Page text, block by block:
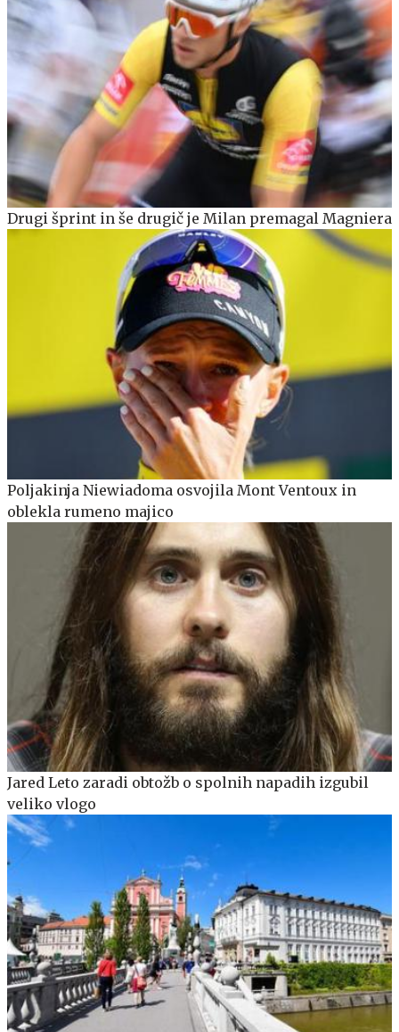
Drugi šprint in še drugič je Milan premagal Magniera
Poljakinja Niewiadoma osvojila Mont Ventoux in
oblekla rumeno majico
Jared Leto zaradi obtožb o spolnih napadih izgubil
veliko vlogo